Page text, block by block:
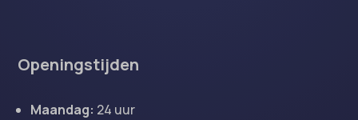
Openingstijden
Maandag: 24 uur